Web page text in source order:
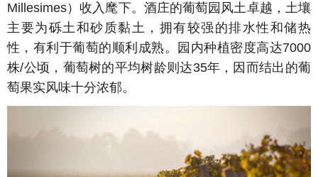
Millesimes）收入麾下。酒庄的葡萄园风土卓越，土壤
主要为砾土和砂质黏土，拥有较强的排水性和储热
性，有利于葡萄的顺利成熟。园内种植密度高达7000
株/公顷，葡萄树的平均树龄则达35年，因而结出的葡
萄果实风味十分浓郁。